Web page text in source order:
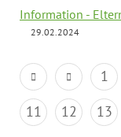
Information -
29.02.2024
1
11
12 13